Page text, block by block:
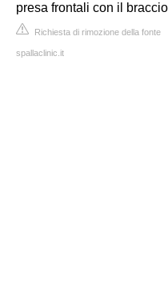
presa frontali con il
Richiesta di rimozione della fonte
spallaclinic.it